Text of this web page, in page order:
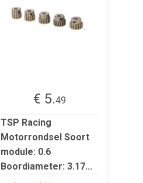
€ 5.49
TSP Racing
Motorrondsel Soort
module: 0.6
Boordiameter: 3.17...